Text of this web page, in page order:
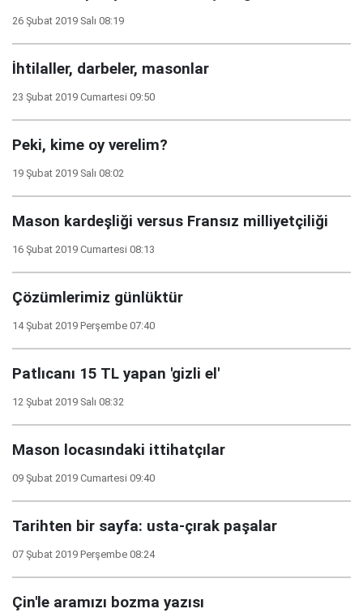
26 Şubat 2019 Salı 08:19
İhtilaller, darbeler, masonlar
23 Şubat 2019 Cumartesi 09:50
Peki, kime oy verelim?
19 Şubat 2019 Salı 08:02
Mason kardeşliği versus Fransız milliyetçiliği
16 Şubat 2019 Cumartesi 08:13
Çözümlerimiz günlüktür
14 Şubat 2019 Perşembe 07:40
Patlıcanı 15 TL yapan 'gizli el'
12 Şubat 2019 Salı 08:32
Mason locasındaki ittihatçılar
09 Şubat 2019 Cumartesi 09:40
Tarihten bir sayfa: usta-çırak paşalar
07 Şubat 2019 Perşembe 08:24
Çin'le aramızı bozma yazısı